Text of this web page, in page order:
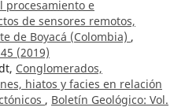
procesamiento e
de sensores remotos,
de Boyacá (Colombia) ,
(2019)
Conglomerados,
hiatos y facies en relación
, Boletín Geológico: Vol.